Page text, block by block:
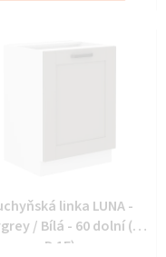
linka LUNA -
/ Bílá - 60 dolní (60
D 1F)